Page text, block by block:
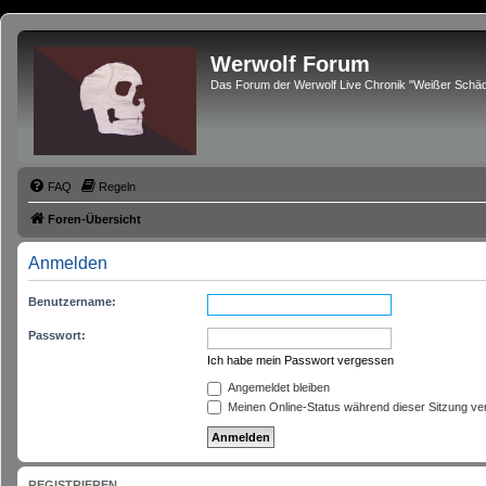
Werwolf Forum
Das Forum der Werwolf Live Chronik "Weißer
FAQ Regeln
Foren-Übersicht
Anmelden
Benutzername:
Passwort:
Ich habe mein Passwort vergessen
Angemeldet bleiben
Meinen Online-Status während dieser Sitzung